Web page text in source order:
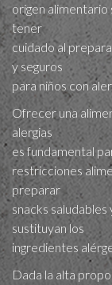
origen alimentario
tener
cuidado al
y seguros
para niños con
Ofrecer una
alergias
es fundamental
restricciones
preparar
snacks saludables
sustituyan los
ingredientes
Dada la alta